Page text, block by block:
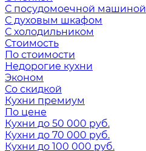
С посудомоечной машиной
С духовым шкафом
С холодильником
Стоимость
По стоимости
Недорогие кухни
Эконом
Со скидкой
Кухни премиум
По цене
Кухни до 50 000 руб.
Кухни до 70 000 руб.
Кухни до 100 000 руб.